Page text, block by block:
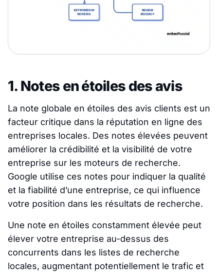
1. Notes en étoiles des avis
La note globale en étoiles des avis clients est un
facteur critique dans la réputation en ligne des
entreprises locales. Des notes élevées peuvent
améliorer la crédibilité et la visibilité de votre
entreprise sur les moteurs de recherche.
Google utilise ces notes pour indiquer la qualité
et la fiabilité d’une entreprise, ce qui influence
votre position dans les résultats de recherche.
Une note en étoiles constamment élevée peut
élever votre entreprise au-dessus des
concurrents dans les listes de recherche
locales, augmentant potentiellement le trafic et